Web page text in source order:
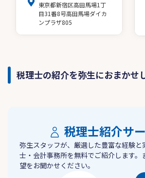
東京都新宿区高田馬場1丁
目31番8号高田馬場ダイカ
ンプラザ805
税理士の紹介を弥生におまかせ
税理士紹介サ
弥生スタッフが、厳選した豊富な経験と
士・会計事務所を無料でご紹介します。
望をお聞かせください。